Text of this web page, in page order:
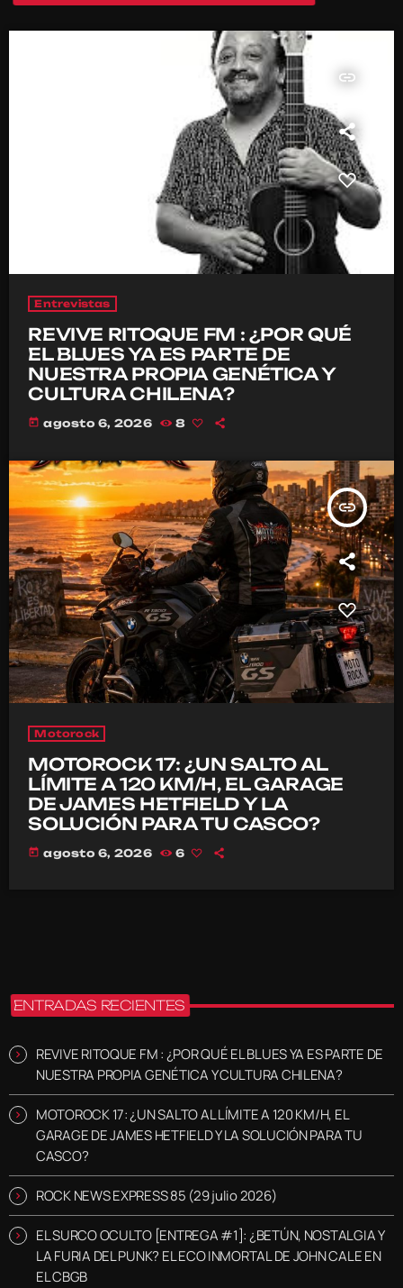
insert_link
Entrevistas
REVIVE RITOQUE FM : ¿POR QUÉ
EL BLUES YA ES PARTE DE
NUESTRA PROPIA GENÉTICA Y
CULTURA CHILENA?
today agosto 6, 2026 8
insert_link
Motorock
MOTOROCK 17: ¿UN SALTO AL
LÍMITE A 120 KM/H, EL GARAGE
DE JAMES HETFIELD Y LA
SOLUCIÓN PARA TU CASCO?
today agosto 6, 2026 6
ENTRADAS RECIENTES
REVIVE RITOQUE FM : ¿POR QUÉ EL BLUES YA ES PARTE DE
NUESTRA PROPIA GENÉTICA Y CULTURA CHILENA?
MOTOROCK 17: ¿UN SALTO AL LÍMITE A 120 KM/H, EL
GARAGE DE JAMES HETFIELD Y LA SOLUCIÓN PARA TU
CASCO?
ROCK NEWS EXPRESS 85 (29 julio 2026)
EL SURCO OCULTO [ENTREGA #1]: ¿BETÚN, NOSTALGIA Y
LA FURIA DEL PUNK? EL ECO INMORTAL DE JOHN CALE EN
EL CBGB